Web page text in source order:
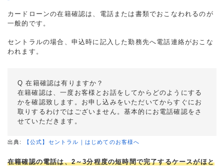
カードローンの在籍確認は、電話または書類でおこなわれるのが
一般的です。
セントラルの場合、申込時に記入した勤務先へ電話連絡がおこな
われます。
Q 在籍確認は有りますか？
在籍確認は、一度お客様とお話をしてからどのようにする
かを確認致します。お申し込みをいただいてからすぐにお
取りするわけではございません。基本的にお電話確認をさ
せていただきます。
出典: 【公式】セントラル｜はじめてのお客様へ
在籍確認の電話は、2～3分程度の短時間で完了するケースがほと